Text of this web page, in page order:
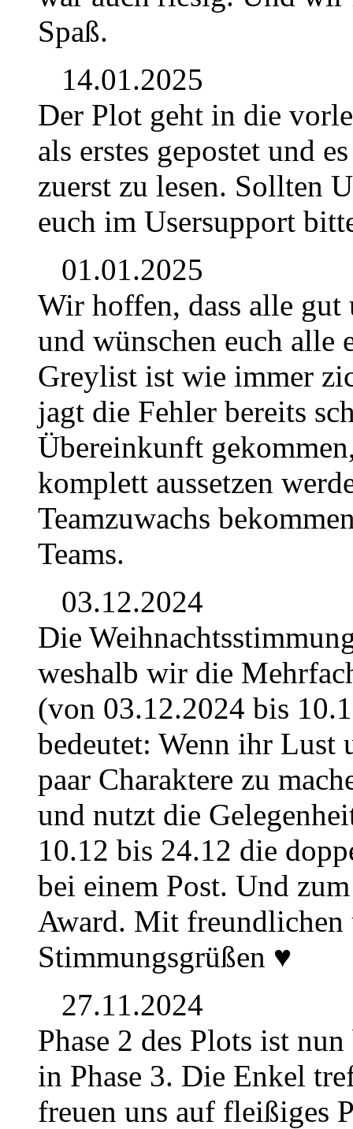
Spaß.
14.01.2025
Der Plot geht in die
als erstes gepostet und
zuerst zu lesen. Sollten
euch im Usersupport
01.01.2025
Wir hoffen, dass alle gut
und wünschen euch alle
Greylist ist wie immer
jagt die Fehler bereits
Übereinkunft
komplett aussetzen
Teamzuwachs
Teams.
03.12.2024
Die
weshalb wir die
(von 03.12.2024 bis
bedeutet: Wenn ihr Lust
paar Charaktere zu
und nutzt die
10.12 bis 24.12 die
bei einem Post. Und
Award. Mit freundlichen
Stimmungsgrüßen ♥
27.11.2024
Phase 2 des Plots ist
in Phase 3. Die Enkel
freuen uns auf fleißiges